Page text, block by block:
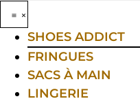
SHOES ADDICT
FRINGUES
SACS À MAIN
LINGERIE